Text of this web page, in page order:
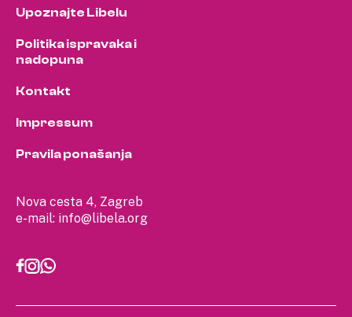
Nova cesta 4, Zagreb
e-mail: info@libela.org
Upoznajte Libelu
Politika ispravaka i
nadopuna
Kontakt
Impressum
Pravila ponašanja